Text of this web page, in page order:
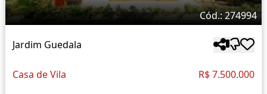
Cód.: 274994
Jardim Guedala
Casa de Vila R$ 7.500.000